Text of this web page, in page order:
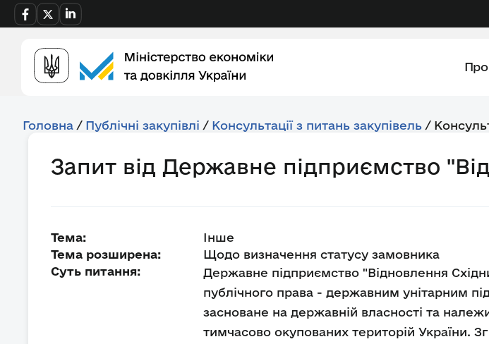
Головна / Публічні закупівлі / Консультації з питань закупівель /
Запит від Державне підприємство
Тема:
Інше
Тема розширена:
Щодо визначення статусу замовника
Суть питання:
Державне підприємство "Відновлення
публічного права - державним унітарним
засноване на державній власності та
тимчасово окупованих територій України.